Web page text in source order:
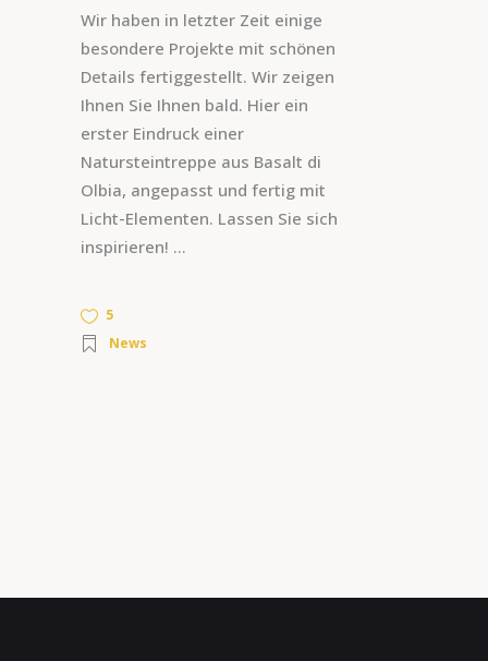
Wir haben in letzter Zeit einige
besondere Projekte mit schönen
Details fertiggestellt. Wir zeigen
Ihnen Sie Ihnen bald. Hier ein
erster Eindruck einer
Natursteintreppe aus Basalt di
Olbia, angepasst und fertig mit
Licht-Elementen. Lassen Sie sich
inspirieren!
5
News